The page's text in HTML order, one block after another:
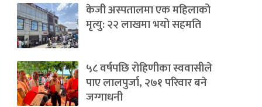
केजी अस्पतालमा एक महिलाको
मृत्यु: २२ लाखमा भयो सहमति
५८ वर्षपछि रोहिणीका स्ववासीले
पाए लालपुर्जा, २७१ परिवार बने
जग्गाधनी